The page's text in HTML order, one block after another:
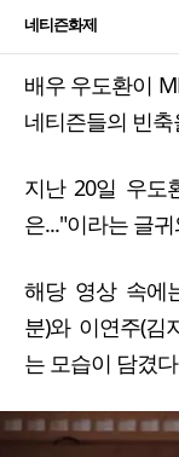
네티즌화제
배우 우도환이
네티즌들의 빈
지난 20일 우도
은..."이라는 글
해당 영상 속에
분)와 이연주(김
는 모습이 담겼